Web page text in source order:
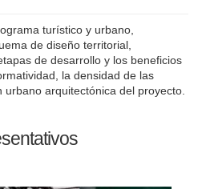
turístico y urbano,
de diseño territorial,
de desarrollo y los beneficios
la densidad de las
arquitectónica del proyecto.